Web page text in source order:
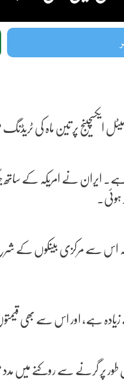
تقریباً 1.4 فیصد کی کمی کے ساتھ 11,991
ایران نے امریکہ کے
اس سے مرکزی بینکوں کے
پر گرنے سے روکنے میں مدد